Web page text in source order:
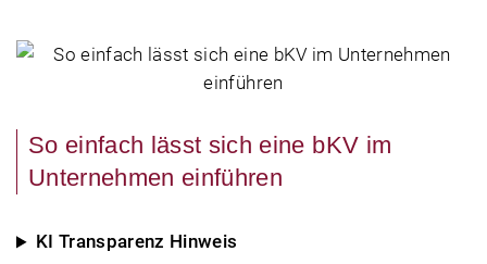
So einfach lässt sich eine bKV im
Unternehmen einführen
KI Transparenz Hinweis